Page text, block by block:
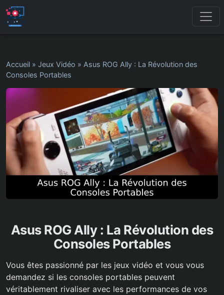
Accueil » Jeux Vidéo » Asus ROG Ally : La Révolution des
Consoles Portables
Asus ROG Ally : La Révolution des
Consoles Portables
Vous êtes passionné par les jeux vidéo et vous vous
demandez si les consoles portables peuvent
véritablement rivaliser avec les performances de vos